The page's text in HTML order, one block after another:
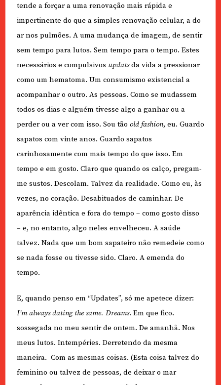
tende a forçar a uma renovação mais rápida e
impertinente do que a simples renovação celular, a do
ar nos pulmões. A uma mudança de imagem, de sentir
sem tempo para lutos. Sem tempo para o tempo. Estes
necessários e compulsivos updatsda vida a pressionar
como um hematoma. Um consumismo existencial a
acompanhar o outro. As pessoas. Como se mudassem
todos os dias e alguém tivesse algo a ganhar ou a
perder ou a ver com isso. Sou tão old fashion, eu. Guardo
sapatos com vinte anos. Guardo sapatos
carinhosamente com mais tempo do que isso. Em
tempo e em gosto. Claro que quando os calço, pregam-
me sustos. Descolam. Talvez da realidade. Como eu, às
vezes, no coração. Desabituados de caminhar. De
aparência idêntica e fora do tempo – como gosto disso
– e, no entanto, algo neles envelheceu. A saúde
talvez. Nada que um bom sapateiro não remedeie como
se nada fosse ou tivesse sido. Claro. A emenda do
tempo.
E, quando penso em “Updates”, só me apetece dizer:
I’m always dating the same. Dreams. Em que fico.
sossegada no meu sentir de ontem. De amanhã. Nos
meus lutos. Intempéries. Derretendo da mesma
maneira. Com as mesmas coisas. (Esta coisa talvez do
feminino ou talvez de pessoas, de deixar o mar